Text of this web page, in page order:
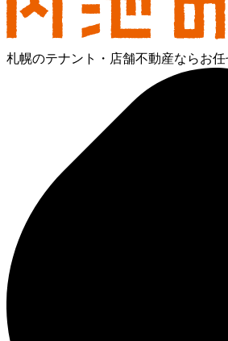
札幌のテナント・店舗不動産ならお任